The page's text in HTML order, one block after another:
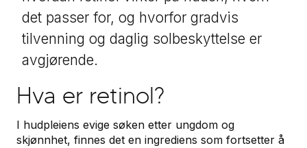
det passer for, og hvorfor gradvis
tilvenning og daglig solbeskyttelse er
avgjørende.
Hva er retinol?
I hudpleiens evige søken etter ungdom og
skjønnhet, finnes det en ingrediens som fortsetter å